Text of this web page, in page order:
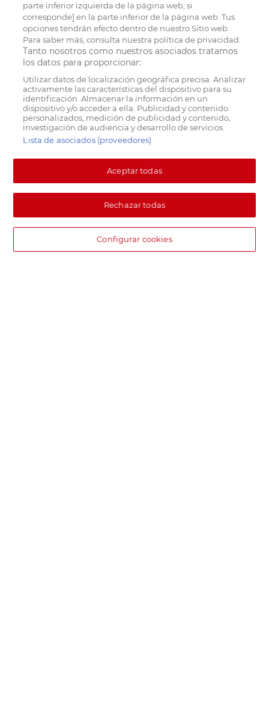
parte inferior izquierda de la página web, si
corresponde] en la parte inferior de la página web. Tus
opciones tendrán efecto dentro de nuestro Sitio web.
Para saber más, consulta nuestra política de privacidad.
Tanto nosotros como nuestros asociados tratamos
los datos para proporcionar:
Utilizar datos de localización geográfica precisa. Analizar
activamente las características del dispositivo para su
identificación. Almacenar la información en un
dispositivo y/o acceder a ella. Publicidad y contenido
personalizados, medición de publicidad y contenido,
investigación de audiencia y desarrollo de servicios.
Lista de asociados (proveedores)
Aceptar todas
Rechazar todas
Configurar cookies